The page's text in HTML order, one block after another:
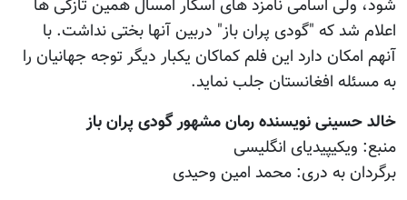
شود، ولی اسامی نامزد های اسکار امسال همین تازگی ها
اعلام شد که "گودی پران باز" دربین آنها بختی نداشت. با
آنهم امکان دارد این فلم کماکان یکبار دیگر توجه جهانیان را
به مسئله افغانستان جلب نماید.
خالد حسینی نویسنده رمان مشهور گودی پران باز
منبع: ویکیپیدیای انگلیسی
برگردان به دری: محمد امین وحیدی